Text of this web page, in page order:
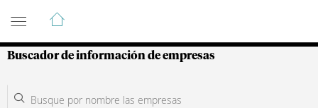
Guía de Empresas Colombianas
Buscador de información de empresas